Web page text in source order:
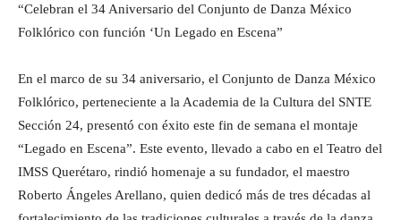
“Celebran el 34 Aniversario del Conjunto de Danza México
Folklórico con función ‘Un Legado en Escena”
En el marco de su 34 aniversario, el Conjunto de Danza México
Folklórico, perteneciente a la Academia de la Cultura del SNTE
Sección 24, presentó con éxito este fin de semana el montaje
“Legado en Escena”. Este evento, llevado a cabo en el Teatro del
IMSS Querétaro, rindió homenaje a su fundador, el maestro
Roberto Ángeles Arellano, quien dedicó más de tres décadas al